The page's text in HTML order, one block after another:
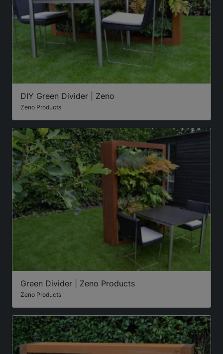
DIY Green Divider | Zeno
Zeno Products
Green Divider | Zeno Products
Zeno Products